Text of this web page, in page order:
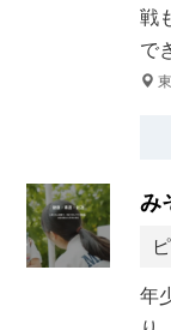
戦
で
み
年